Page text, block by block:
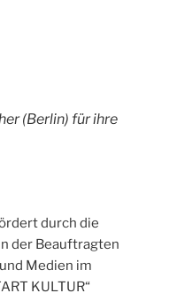
(Berlin) für ihre
durch die
der Beauftragten
Medien im
KULTUR“